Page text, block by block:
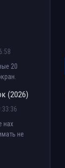
20
(2026)
нах
не